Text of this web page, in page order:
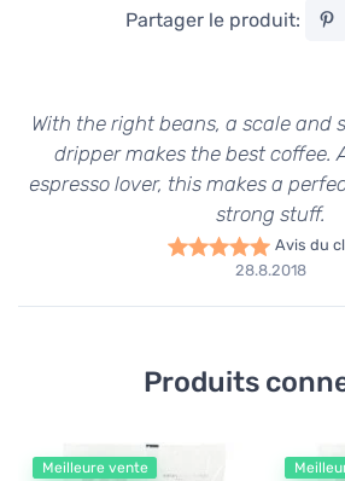
Partager le produit:
With the right beans, a scale and
dripper makes the best coffee.
espresso lover, this makes a
strong stuff.
Avis du
28.8.2018
Produits
Meilleure vente